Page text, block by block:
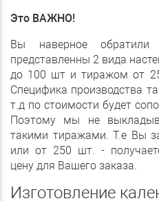
Это ВАЖНО!
Вы наверное
представленны 2 вида
до 100 шт и тиражом от
Специфика производства
т.д по стоимости будет
Поэтому мы не
такими тиражами. Т.е Вы
или от 250 шт. -
цену для Вашего заказа.
Изготовление